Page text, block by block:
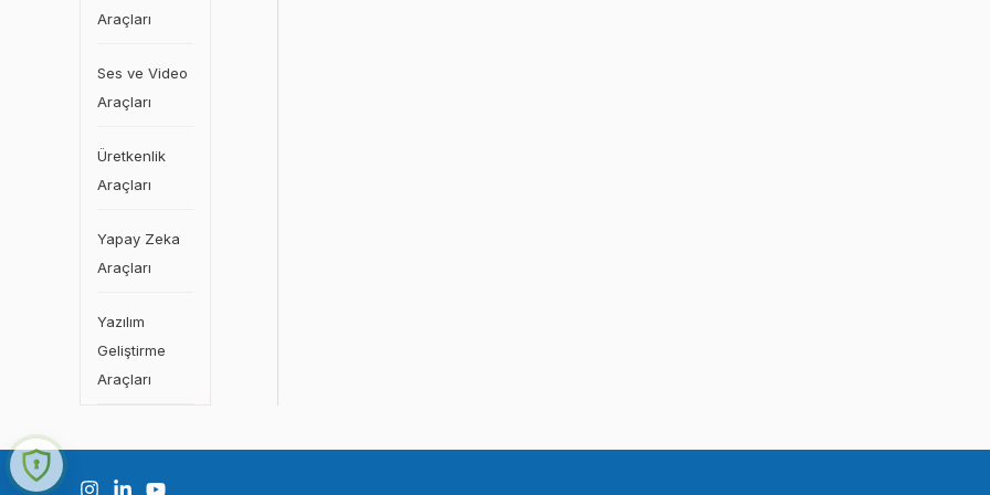
Araçları
Ses ve Video
Araçları
Üretkenlik
Araçları
Yapay Zeka
Araçları
Yazılım
Geliştirme
Araçları